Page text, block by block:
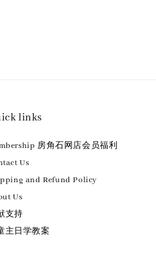
links
房角石网店会员福利
Us
and Refund Policy
Us
支持
主日学教案